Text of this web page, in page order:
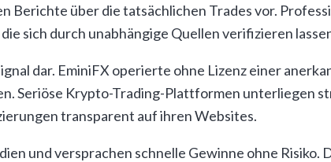
Berichte über die tatsächlichen Trades vor.
sich durch unabhängige Quellen verifizieren
dar. EminiFX operierte ohne Lizenz einer
Seriöse Krypto-Trading-Plattformen unterliegen
transparent auf ihren Websites.
und versprachen schnelle Gewinne ohne Risiko.